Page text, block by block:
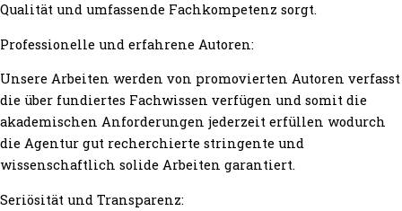
Qualität und umfassende Fachkompetenz sorgt.
Professionelle und erfahrene Autoren:
Unsere Arbeiten werden von promovierten Autoren verfasst
die über fundiertes Fachwissen verfügen und somit die
akademischen Anforderungen jederzeit erfüllen wodurch
die Agentur gut recherchierte stringente und
wissenschaftlich solide Arbeiten garantiert.
Seriösität und Transparenz: